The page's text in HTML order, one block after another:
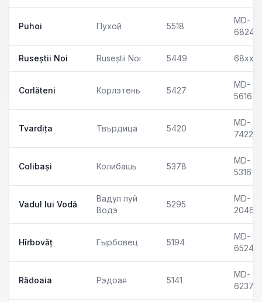
Puhoi Пухой 5518
MD-
6824
Ruseștii Noi Ruseștii Noi 5449 68xx
Corlăteni Корлэтень 5427
MD-
5616
Tvardița Твърдица 5420
MD-
7422
Colibași Колибашь 5378
MD-
5316
Vadul lui Vodă
Вадул луй
Водэ
5295
MD-
2046
Hîrbovăț Гырбовец 5194
MD-
6524
Rădoaia Рэдоая 5141
MD-
6237